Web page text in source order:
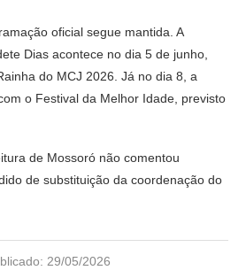
oficial segue mantida. A
Dias acontece no dia 5 de junho,
do MCJ 2026. Já no dia 8, a
o Festival da Melhor Idade, previsto
de Mossoró não comentou
de substituição da coordenação do
29/05/2026